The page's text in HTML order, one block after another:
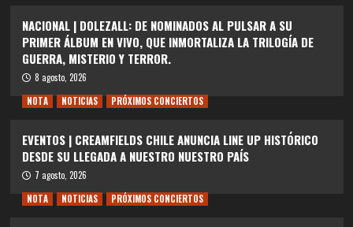
NACIONAL | DOLEZALL: DE NOMINADOS AL PULSAR A SU
PRIMER ÁLBUM EN VIVO, QUE INMORTALIZA LA TRILOGÍA DE
GUERRA, MISTERIO Y TERROR.
8 agosto, 2026
NOTA
NOTICIAS PRÓXIMOS CONCIERTOS
EVENTOS | CREAMFIELDS CHILE ANUNCIA LINE UP HISTÓRICO
DESDE SU LLEGADA A NUESTRO NUESTRO PAÍS
7 agosto, 2026
NOTA
NOTICIAS PRÓXIMOS CONCIERTOS